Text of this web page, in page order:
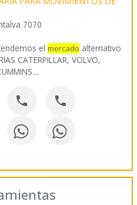
7070
elmercado alternativo
CATERPILLAR, VOLVO,
...
 